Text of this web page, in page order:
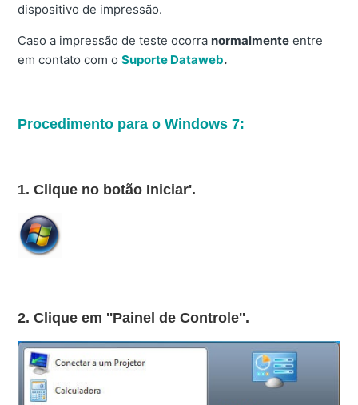
dispositivo de impressão.
Caso a impressão de teste ocorra normalmente entre
em contato com oSuporte Dataweb.
Procedimento para o Windows 7:
1. Clique no botão Iniciar'.
2. Clique em ''Painel de Controle''.